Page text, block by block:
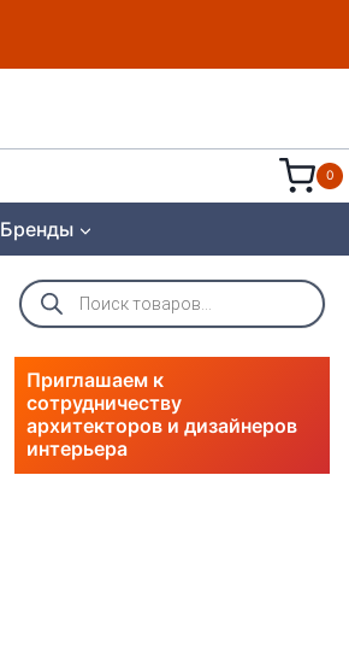
0
Бренды
Поиск
товаров
Приглашаем к
сотрудничеству
архитекторов и дизайнеров
интерьера